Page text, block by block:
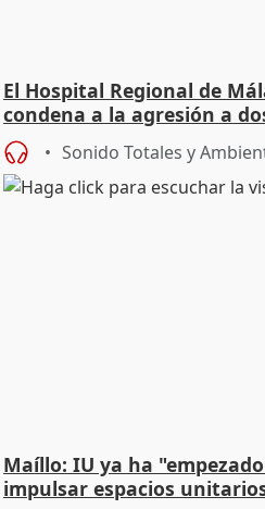
El Hospital Regional de
condena a la agresión a
Urgencias
Sonido Totales y
Maíllo: IU ya ha
impulsar espacios